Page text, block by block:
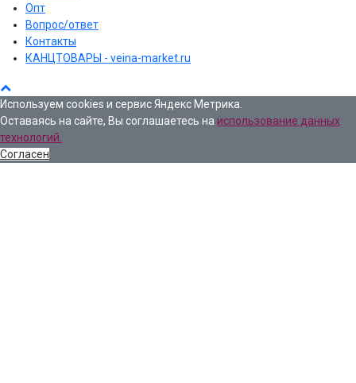
Опт
Вопрос/ответ
Контакты
КАНЦТОВАРЫ - veina-market.ru
Используем cookies и сервис Яндекс Метрика.
Оставаясь на сайте, Вы соглашаетесь на использование данных
технологий.
Согласен